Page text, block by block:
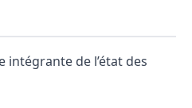
intégrante de l’état des